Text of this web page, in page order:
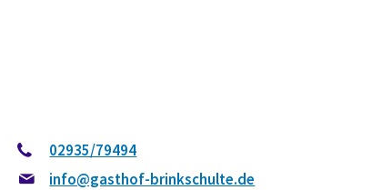
02935/79494
info@gasthof-brinkschulte.de